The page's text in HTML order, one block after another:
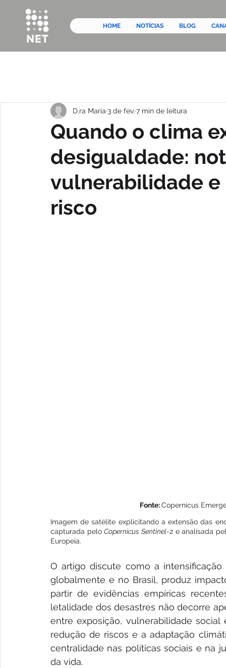
HOME NOTÍCIAS BLOG
Quando o clima
desigualdade:
vulnerabilidade
risco
D.ra Maria 3 de fev. 7 min de leitura
Fonte: Copernicus
Imagem de satélite explicitando a extensão das
capturada pelo Copernicus Sentinel-2 e analisada
Europeia.
O artigo discute como a
globalmente e no Brasil, produz
partir de evidências empíricas
letalidade dos desastres não decorre
entre exposição, vulnerabilidade
redução de riscos e a adaptação
centralidade nas políticas sociais e na
da vida.